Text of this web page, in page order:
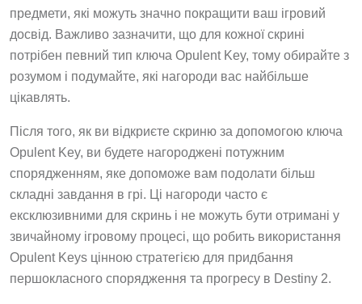
предмети, які можуть значно покращити ваш ігровий
досвід. Важливо зазначити, що для кожної скрині
потрібен певний тип ключа Opulent Key, тому обирайте з
розумом і подумайте, які нагороди вас найбільше
цікавлять.
Після того, як ви відкриєте скриню за допомогою ключа
Opulent Key, ви будете нагороджені потужним
спорядженням, яке допоможе вам подолати більш
складні завдання в грі. Ці нагороди часто є
ексклюзивними для скринь і не можуть бути отримані у
звичайному ігровому процесі, що робить використання
Opulent Keys цінною стратегією для придбання
першокласного спорядження та прогресу в Destiny 2.